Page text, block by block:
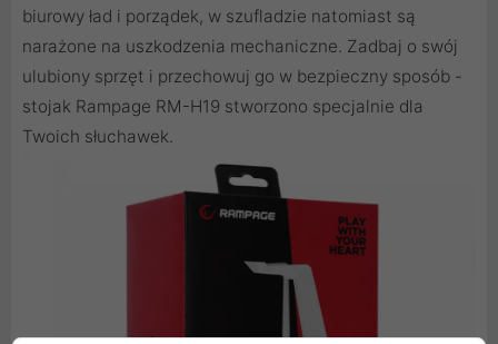
biurowy ład i porządek, w szufladzie natomiast są
narażone na uszkodzenia mechaniczne. Zadbaj o swój
ulubiony sprzęt i przechowuj go w bezpieczny sposób -
stojak Rampage RM-H19 stworzono specjalnie dla
Twoich słuchawek.